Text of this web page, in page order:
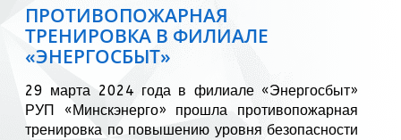
ПРОТИВОПОЖАРНАЯ
ТРЕНИРОВКА В ФИЛИАЛЕ
«ЭНЕРГОСБЫТ»
29 марта 2024 года в филиале «Энергосбыт»
РУП «Минскэнерго» прошла противопожарная
тренировка по повышению уровня безопасности